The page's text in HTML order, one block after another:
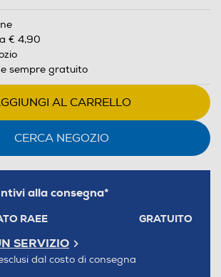
€ 4,90
sempre gratuito
AL CARRELLO
CERCA NEGOZIO
alla consegna*
RAEE GRATUITO
SERVIZIO
dal costo di consegna